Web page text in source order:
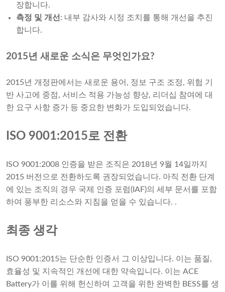
장합니다.
측정 및 개선 : 내부 감사와 시정 조치를 통해 개선을 추진
합니다.
2015년 새로운 소식은 무엇인가요?
2015년 개정판에서는 새로운 용어, 정보 구조 조정, 위험 기
반 사고에 중점, 서비스 적용 가능성 향상, 리더십 참여에 대
한 요구 사항 증가 등 중요한 변화가 도입되었습니다.
ISO 9001:2015로 전환
ISO 9001:2008 인증을 받은 조직은 2018년 9월 14일까지
2015 버전으로 전환하도록 권장되었습니다. 아직 전환 단계
에 있는 조직의 경우 국제 인증 포럼(IAF)의 세부 문서를 포함
하여 풍부한 리소스와 지침을 얻을 수 있습니다. .
최종 생각
ISO 9001:2015는 단순한 인증서 그 이상입니다. 이는 품질,
효율성 및 지속적인 개선에 대한 약속입니다. 이는 ACE
Battery가 이를 위해 헌신하여 고객을 위한 완벽한 BESS를 생